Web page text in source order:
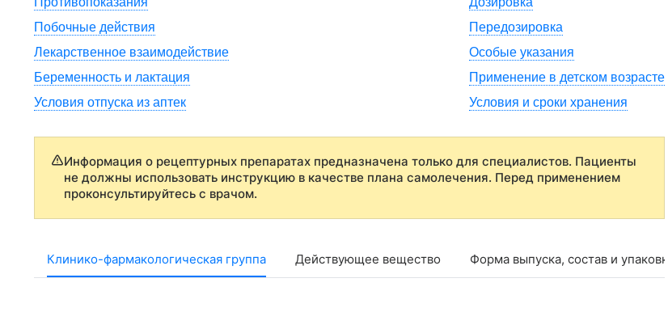
Побочные действия
Передозировка
Лекарственное взаимодействие
Особые указания
Беременность и лактация
Применение в детском возрасте
Условия отпуска из аптек
Условия и сроки хранения
Информация о рецептурных препаратах предназначена только для специалистов. Пациенты
не должны использовать инструкцию в качестве плана самолечения. Перед применением
проконсультируйтесь с врачом.
Клинико-фармакологическая группа Действующее вещество Форма выпуска, состав и упаковка